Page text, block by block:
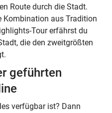
Route durch die Stadt.
Kombination aus Tradition
Tour erfährst du
die den zweitgrößten
geführten
verfügbar ist? Dann